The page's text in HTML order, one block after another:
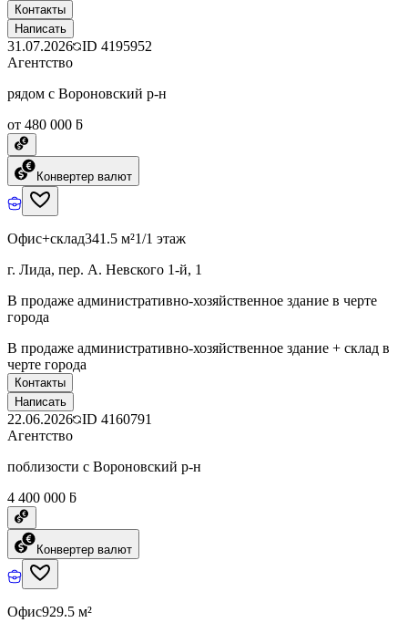
Контакты
Написать
31.07.2026 ID 4195952
Агентство
рядом с Вороновский р-н
от 480 000 ƃ
Конвертер валют
Офис+склад341.5 м²1/1 этаж
г. Лида, пер. А. Невского 1-й, 1
В продаже административно-хозяйственное здание в черте
города
В продаже административно-хозяйственное здание + склад в
черте города
Контакты
Написать
22.06.2026 ID 4160791
Агентство
поблизости с Вороновский р-н
4 400 000 ƃ
Конвертер валют
Офис929.5 м²